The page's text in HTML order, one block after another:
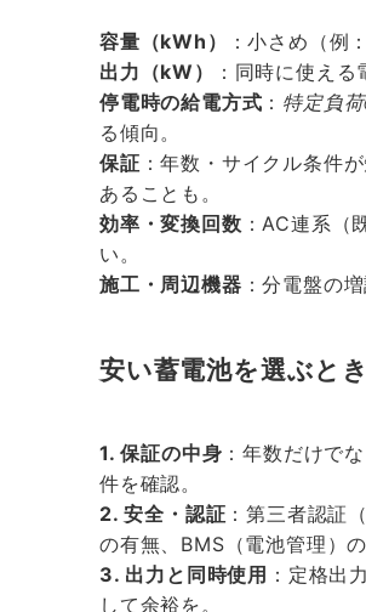
容量（kWh）
：小さめ（例
出力（kW）
：同時に使え
停電時の給電方式 ： 特定負荷
る傾向。
保証 ：年数・サイクル条件
あることも。
効率・変換回数 ：AC連系（
い。
施工・周辺機器 ：分電盤の
安い蓄電池を選ぶと
1. 保証の中身 ：年数だけで
件を確認。
2. 安全・認証 ：第三者認証
の有無、BMS（電池管理）の
3. 出力と同時使用 ：定格出
して余裕を。